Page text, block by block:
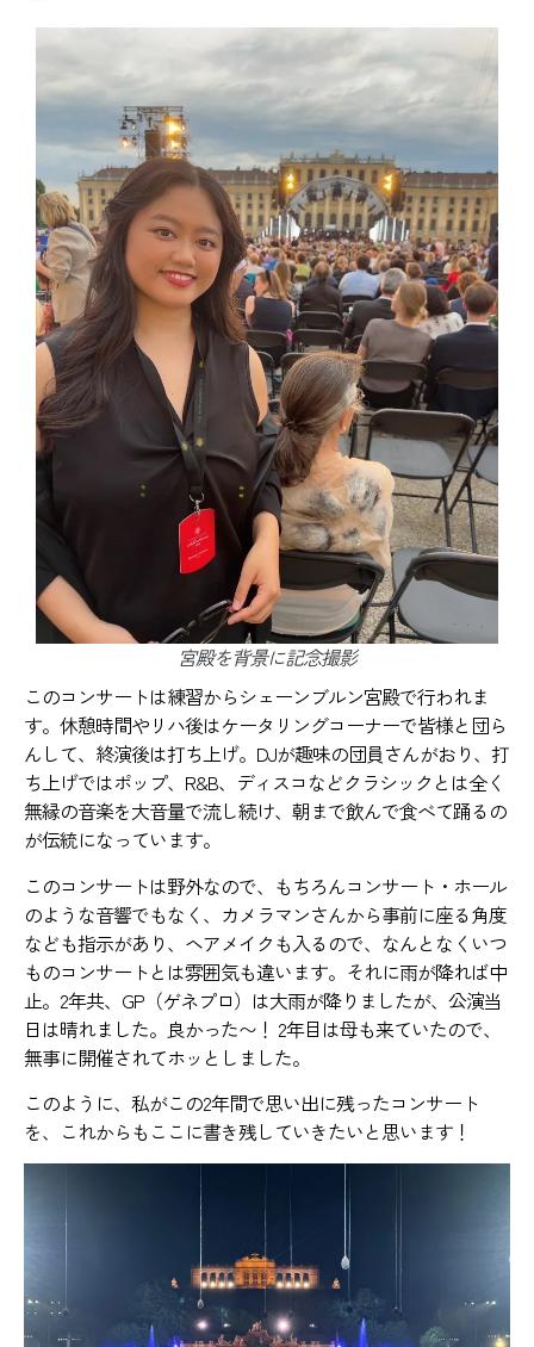
宮殿を背景に記念撮影
このコンサートは練習からシェーンブルン宮殿で行われま
す。休憩時間やリハ後はケータリングコーナーで皆様と団ら
んして、終演後は打ち上げ。DJが趣味の団員さんがおり、打
ち上げではポップ、R&B、ディスコなどクラシックとは全く
無縁の音楽を大音量で流し続け、朝まで飲んで食べて踊るの
が伝統になっています。
このコンサートは野外なので、もちろんコンサート・ホール
のような音響でもなく、カメラマンさんから事前に座る角度
なども指示があり、ヘアメイクも入るので、なんとなくいつ
ものコンサートとは雰囲気も違います。それに雨が降れば中
止。2年共、GP（ゲネプロ）は大雨が降りましたが、公演当
日は晴れました。良かった〜！ 2年目は母も来ていたので、
無事に開催されてホッとしました。
このように、私がこの2年間で思い出に残ったコンサート
を、これからもここに書き残していきたいと思います！